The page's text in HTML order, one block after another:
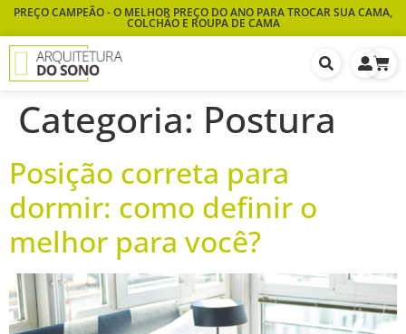
PREÇO CAMPEÃO - O MELHOR PREÇO DO ANO PARA TROCAR SUA CAMA,
COLCHÃO E ROUPA DE CAMA
Categoria: Postura
Posição correta para
dormir: como definir o
melhor para você?